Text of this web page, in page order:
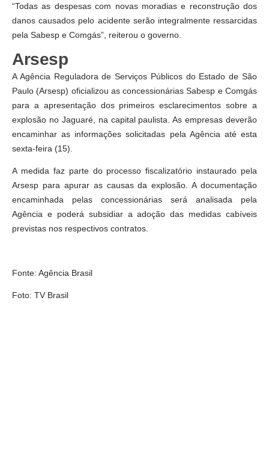
“Todas as despesas com novas moradias e reconstrução dos
danos causados pelo acidente serão integralmente ressarcidas
pela Sabesp e Comgás”, reiterou o governo.
Arsesp
A Agência Reguladora de Serviços Públicos do Estado de São
Paulo (Arsesp) oficializou as concessionárias Sabesp e Comgás
para a apresentação dos primeiros esclarecimentos sobre a
explosão no Jaguaré, na capital paulista. As empresas deverão
encaminhar as informações solicitadas pela Agência até esta
sexta-feira (15).
A medida faz parte do processo fiscalizatório instaurado pela
Arsesp para apurar as causas da explosão. A documentação
encaminhada pelas concessionárias será analisada pela
Agência e poderá subsidiar a adoção das medidas cabíveis
previstas nos respectivos contratos.
Fonte: Agência Brasil
Foto: TV Brasil